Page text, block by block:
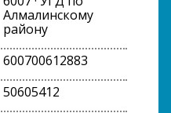
Алмалинскому
району
600700612883
50605412